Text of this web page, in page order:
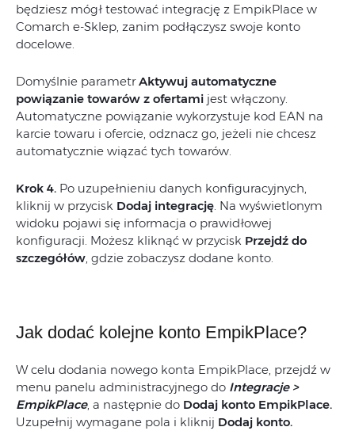
będziesz mógł testować integrację z EmpikPlace w
Comarch e-Sklep, zanim podłączysz swoje konto
docelowe.
Domyślnie parametrAktywuj automatyczne
powiązanie towarów z ofertami jest włączony.
Automatyczne powiązanie wykorzystuje kod EAN na
karcie towaru i ofercie, odznacz go, jeżeli nie chcesz
automatycznie wiązać tych towarów.
Krok 4. Po uzupełnieniu danych konfiguracyjnych,
kliknij w przycisk Dodaj integrację . Na wyświetlonym
widoku pojawi się informacja o prawidłowej
konfiguracji. Możesz kliknąć w przycisk Przejdź do
szczegółów , gdzie zobaczysz dodane konto.
Jak dodać kolejne konto EmpikPlace?
W celu dodania nowego konta EmpikPlace, przejdź w
menu panelu administracyjnego do Integracje >
EmpikPlace, a następnie do Dodaj konto EmpikPlace.
Uzupełnij wymagane pola i kliknij Dodaj konto.